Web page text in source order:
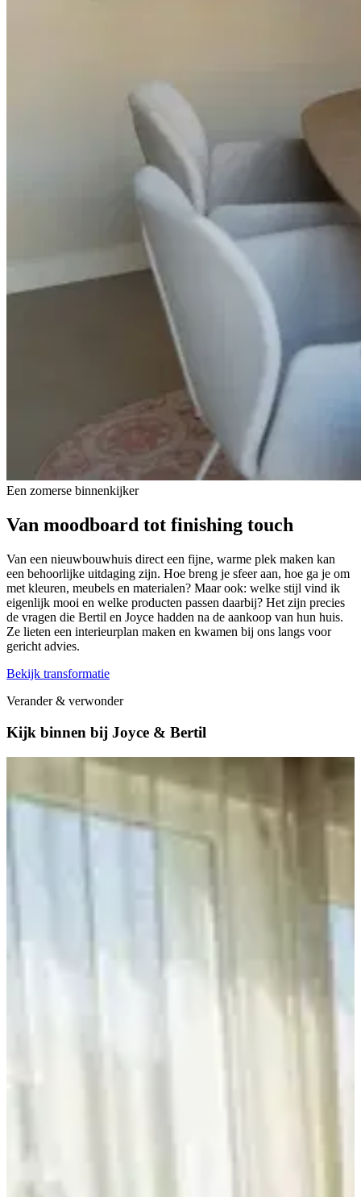
Een zomerse binnenkijker
Van moodboard tot finishing touch
Van een nieuwbouwhuis direct een fijne, warme plek maken kan
een behoorlijke uitdaging zijn. Hoe breng je sfeer aan, hoe ga je om
met kleuren, meubels en materialen? Maar ook: welke stijl vind ik
eigenlijk mooi en welke producten passen daarbij? Het zijn precies
de vragen die Bertil en Joyce hadden na de aankoop van hun huis.
Ze lieten een interieurplan maken en kwamen bij ons langs voor
gericht advies.
Bekijk transformatie
Verander & verwonder
Kijk binnen bij Joyce & Bertil